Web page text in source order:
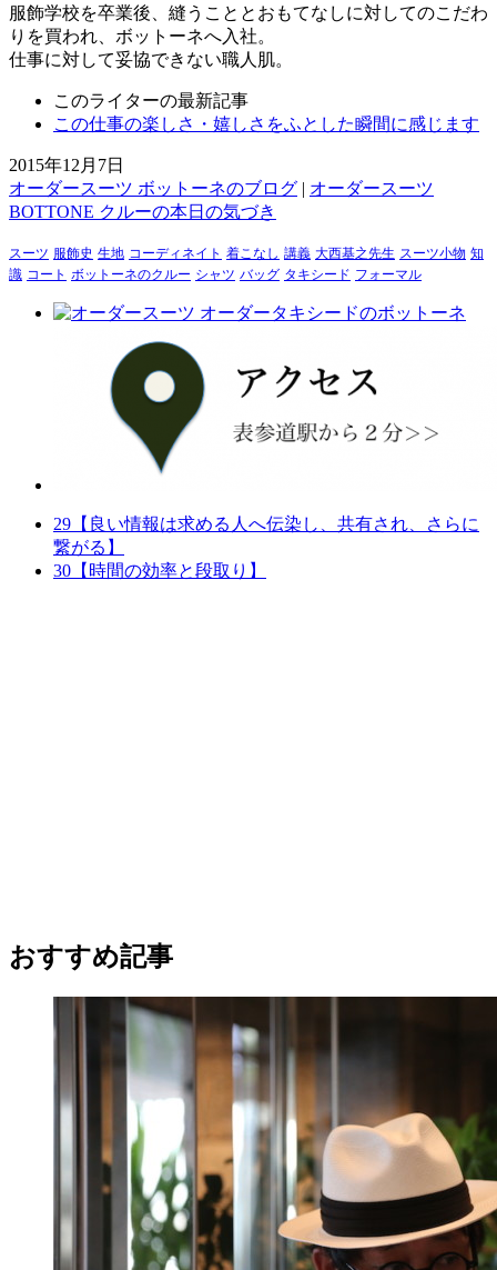
服飾学校を卒業後、縫うこととおもてなしに対してのこだわ
りを買われ、ボットーネへ入社。
仕事に対して妥協できない職人肌。
このライターの最新記事
この仕事の楽しさ・嬉しさをふとした瞬間に感じます
2015年12月7日
オーダースーツ ボットーネのブログ | オーダースーツ
BOTTONE クルーの本日の気づき
スーツ 服飾史 生地 コーディネイト 着こなし 講義 大西基之先生 スーツ小物 知
識 コート ボットーネのクルー シャツ バッグ タキシード フォーマル
29【良い情報は求める人へ伝染し、共有され、さらに
繋がる】
30【時間の効率と段取り】
おすすめ記事